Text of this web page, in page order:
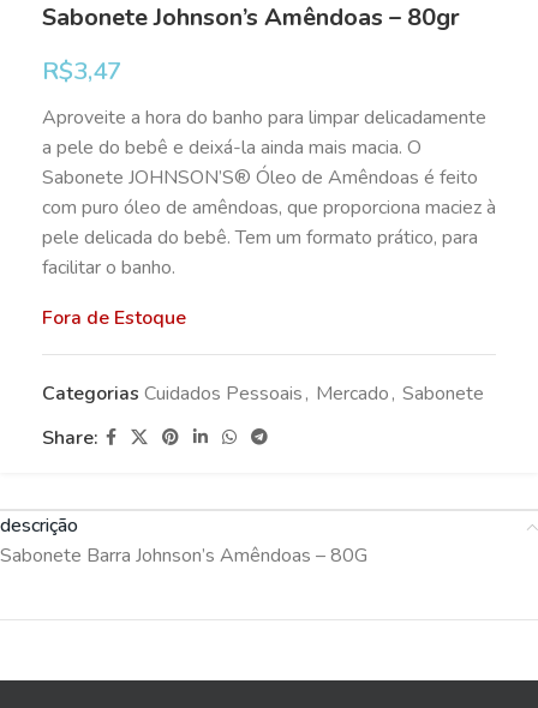
Sabonete Johnson’s Amêndoas – 80gr
R$3,47
Aproveite a hora do banho para limpar delicadamente
a pele do bebê e deixá-la ainda mais macia. O
Sabonete JOHNSON’S® Óleo de Amêndoas é feito
com puro óleo de amêndoas, que proporciona maciez à
pele delicada do bebê. Tem um formato prático, para
facilitar o banho.
Fora de Estoque
Categorias Cuidados Pessoais, Mercado, Sabonete
Share:
descrição
Sabonete Barra Johnson’s Amêndoas – 80G